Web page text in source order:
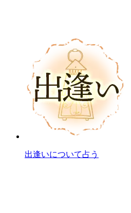
出逢いについて占う